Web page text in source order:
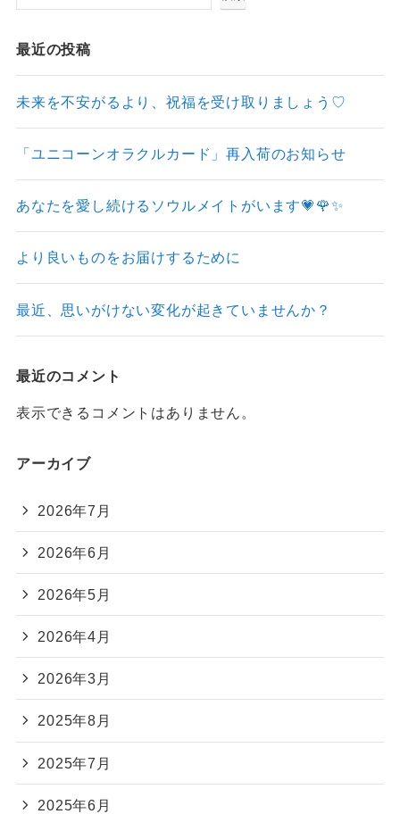
最近の投稿
未来を不安がるより、祝福を受け取りましょう♡
「ユニコーンオラクルカード」再入荷のお知らせ
あなたを愛し続けるソウルメイトがいます💗🌹✨
より良いものをお届けするために
最近、思いがけない変化が起きていませんか？
最近のコメント
表示できるコメントはありません。
アーカイブ
2026年7月
2026年6月
2026年5月
2026年4月
2026年3月
2025年8月
2025年7月
2025年6月